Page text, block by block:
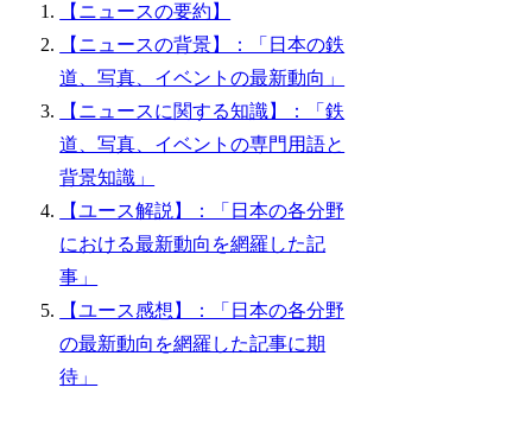
【ニュースの要約】
【ニュースの背景】：「日本の鉄
道、写真、イベントの最新動向」
【ニュースに関する知識】：「鉄
道、写真、イベントの専門用語と
背景知識」
【ユース解説】：「日本の各分野
における最新動向を網羅した記
事」
【ユース感想】：「日本の各分野
の最新動向を網羅した記事に期
待」